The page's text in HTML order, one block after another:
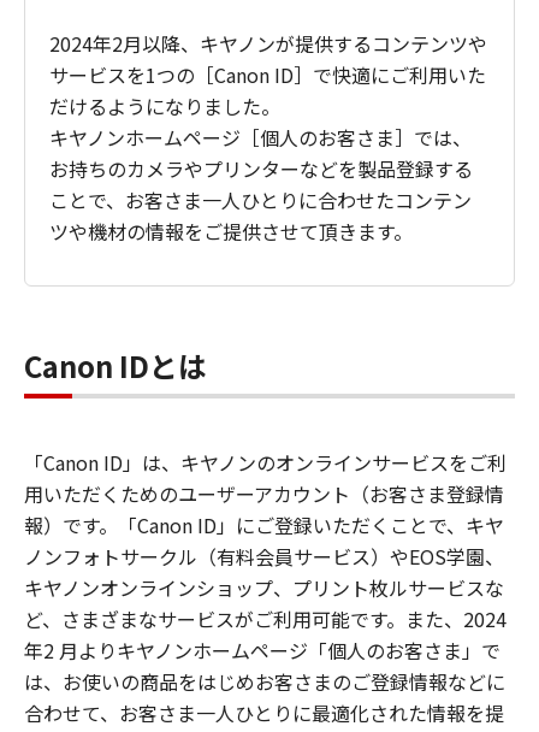
2024年2月以降、キヤノンが提供するコンテンツや
サービスを1つの［Canon ID］で快適にご利用いた
だけるようになりました。
キヤノンホームページ［個人のお客さま］では、
お持ちのカメラやプリンターなどを製品登録する
ことで、お客さま一人ひとりに合わせたコンテン
ツや機材の情報をご提供させて頂きます。
Canon IDとは
「Canon ID」は、キヤノンのオンラインサービスをご利
用いただくためのユーザーアカウント（お客さま登録情
報）です。「Canon ID」にご登録いただくことで、キヤ
ノンフォトサークル（有料会員サービス）やEOS学園、
キヤノンオンラインショップ、プリント枚ルサービスな
ど、さまざまなサービスがご利用可能です。また、2024
年2 月よりキヤノンホームページ「個人のお客さま」で
は、お使いの商品をはじめお客さまのご登録情報などに
合わせて、お客さま一人ひとりに最適化された情報を提